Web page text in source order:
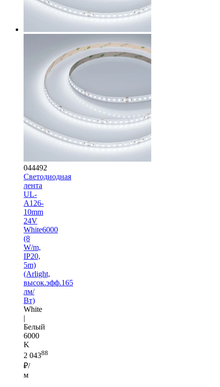
044492
Светодиодная
лента
UL-
A126-
10mm
24V
White6000
(8
W/m,
IP20,
5m)
(Arlight,
высок.эфф.165
лм/
Вт)
White
|
Белый
6000
K
2 04388
₽/
м